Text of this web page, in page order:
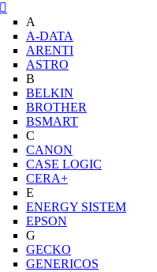
A
A-DATA
ARENTI
ASTRO
B
BELKIN
BROTHER
BSMART
C
CANON
CASE LOGIC
CERA+
E
ENERGY SISTEM
EPSON
G
GECKO
GENERICOS